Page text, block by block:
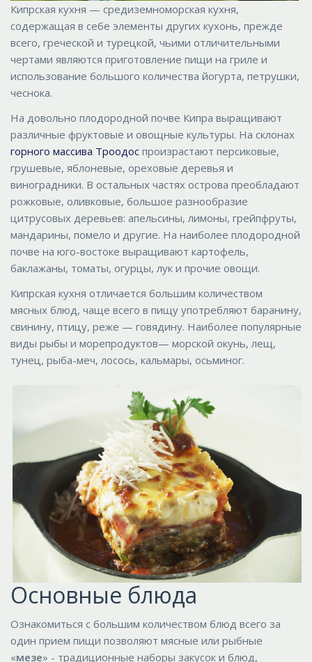
Кипрская кухня — средиземноморская кухня,
содержащая в себе элементы других кухонь, прежде
всего, греческой и турецкой, чьими отличительными
чертами являются приготовление пищи на гриле и
использование большого количества йогурта, петрушки,
чеснока.
На довольно плодородной почве Кипра выращивают
различные фруктовые и овощные культуры. На склонах
горного массива Троодос произрастают персиковые,
грушевые, яблоневые, ореховые деревья и
виноградники. В остальных частях острова преобладают
рожковые, оливковые, большое разнообразие
цитрусовых деревьев: апельсины, лимоны, грейпфруты,
мандарины, помело и другие. На наиболее плодородной
почве на юго-востоке выращивают картофель,
баклажаны, томаты, огурцы, лук и прочие овощи.
Кипрская кухня отличается большим количеством
мясных блюд, чаще всего в пищу употребляют баранину,
свинину, птицу, реже — говядину. Наиболее популярные
виды рыбы и морепродуктов— морской окунь, лещ,
тунец, рыба-меч, лосось, кальмары, осьминог.
Основные блюда
Ознакомиться с большим количеством блюд всего за
один прием пищи позволяют мясные или рыбные
«мезе» - традиционные наборы закусок и блюд,